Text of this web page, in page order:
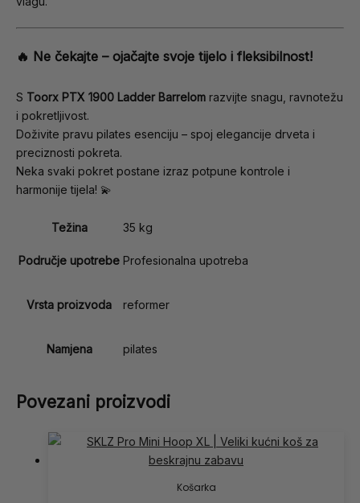
🔥 Ne čekajte – ojačajte svoje tijelo i fleksibilnost!
S Toorx PTX 1900 Ladder Barrelom razvijte snagu, ravnotežu
i pokretljivost.
Doživite pravu pilates esenciju – spoj elegancije drveta i
preciznosti pokreta.
Neka svaki pokret postane izraz potpune kontrole i
harmonije tijela! 💫
Težina 35 kg
Područje upotrebe Profesionalna upotreba
Vrsta proizvoda reformer
Namjena pilates
Povezani proizvodi
Košarka